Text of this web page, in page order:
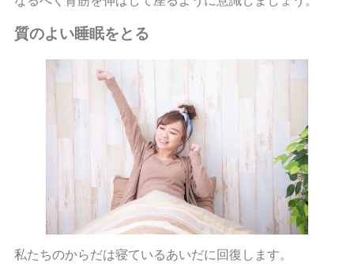
質のよい睡眠をとる
私たちのからだは寝ているあいだに回復します。